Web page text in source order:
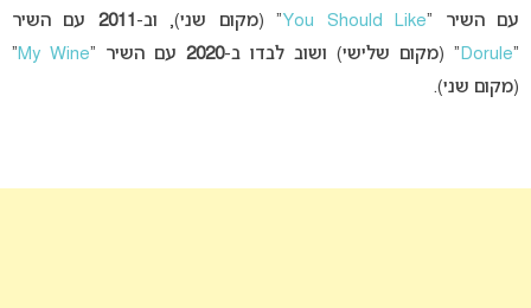
עם השיר “You Should Like” (מקום שני), וב-2011 עם השיר
“
Dorule” (מקום שלישי) ושוב לבדו ב-2020 עם השיר “My Wine
”
(מקום שני).